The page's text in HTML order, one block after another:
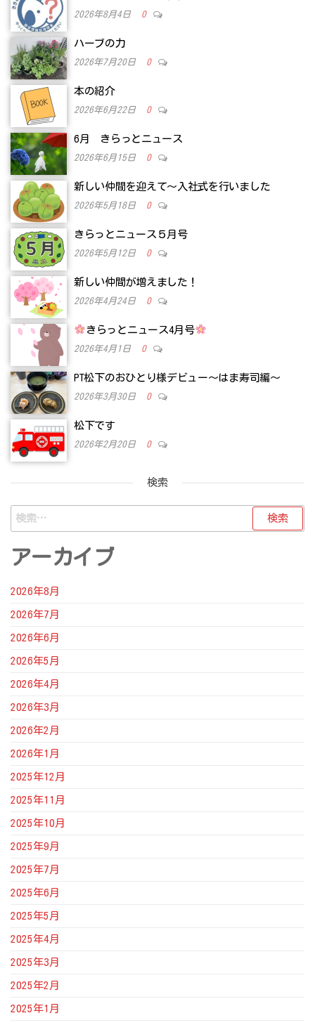
2026年8月4日 0
ハーブの力
2026年7月20日 0
本の紹介
2026年6月22日 0
6月 きらっとニュース
2026年6月15日 0
新しい仲間を迎えて～入社式を行いました
2026年5月18日 0
きらっとニュース５月号
2026年5月12日 0
新しい仲間が増えました！
2026年4月24日 0
きらっとニュース4月号
2026年4月1日 0
PT松下のおひとり様デビュー～はま寿司編～
2026年3月30日 0
松下です
2026年2月20日 0
検索
検
索:
アーカイブ
2026年8月
2026年7月
2026年6月
2026年5月
2026年4月
2026年3月
2026年2月
2026年1月
2025年12月
2025年11月
2025年10月
2025年9月
2025年7月
2025年6月
2025年5月
2025年4月
2025年3月
2025年2月
2025年1月